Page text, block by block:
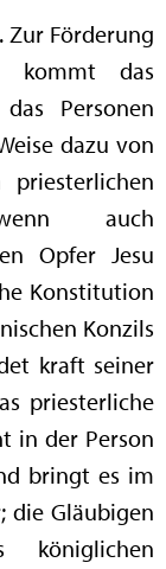
Förderung
kommt das
Personen
dazu von
auch
Opfer Jesu
Konstitution
Konzils
kraft seiner
priesterliche
in der Person
bringt es im
die Gläubigen